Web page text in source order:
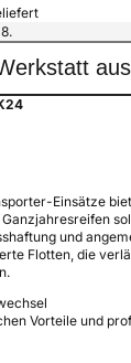
Einsätze
Ganzjahresreifen
und
Flotten, die
Vorteile und